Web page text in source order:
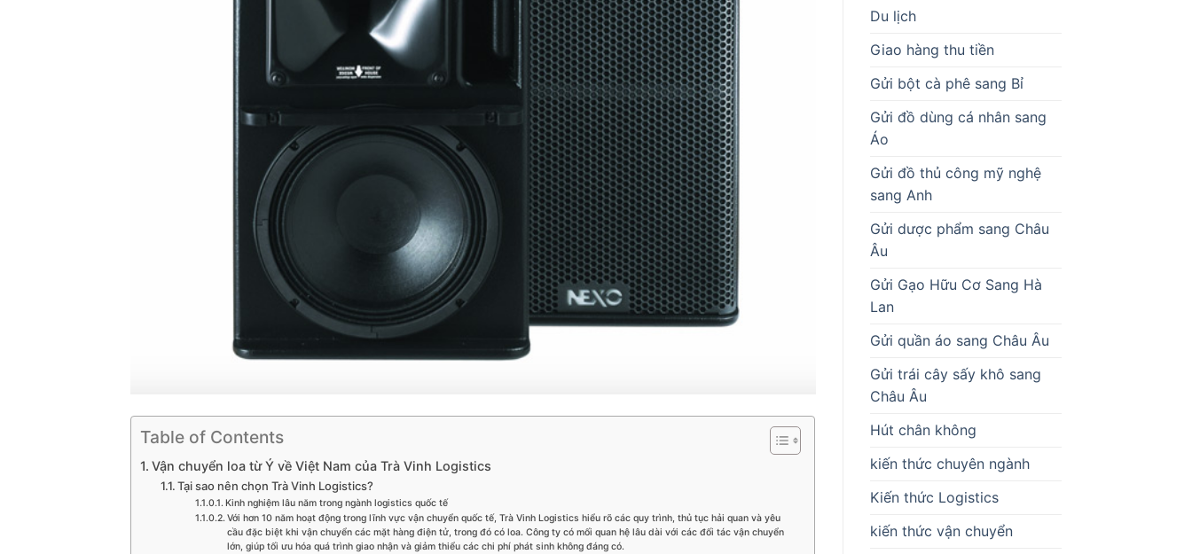
Table of Contents
Vận chuyển loa từ Ý về Việt Nam của Trà Vinh Logistics
Tại sao nên chọn Trà Vinh Logistics?
Kinh nghiệm lâu năm trong ngành logistics quốc tế
Với hơn 10 năm hoạt động trong lĩnh vực vận chuyển quốc tế, Trà Vinh Logistics hiểu rõ các quy trình, thủ tục hải quan và yêu
cầu đặc biệt khi vận chuyển các mặt hàng điện tử, trong đó có loa. Công ty có mối quan hệ lâu dài với các đối tác vận chuyển
lớn, giúp tối ưu hóa quá trình giao nhận và giảm thiểu các chi phí phát sinh không đáng có.
Du lịch
Giao hàng thu tiền
Gửi bột cà phê sang Bỉ
Gửi đồ dùng cá nhân sang
Áo
Gửi đồ thủ công mỹ nghệ
sang Anh
Gửi dược phẩm sang Châu
Âu
Gửi Gạo Hữu Cơ Sang Hà
Lan
Gửi quần áo sang Châu Âu
Gửi trái cây sấy khô sang
Châu Âu
Hút chân không
kiến thức chuyên ngành
Kiến thức Logistics
kiến thức vận chuyển